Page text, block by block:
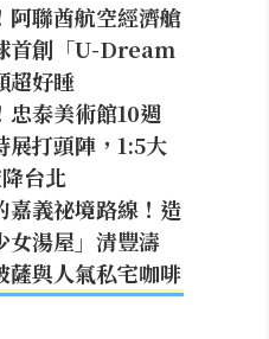
阿聯酋航空經濟艙
首創「U-Dream
超好睡
忠泰美術館10週
展打頭陣，1:5大
台北
嘉義祕境路線！造
女湯屋」清豐濤
薩與人氣私宅咖啡